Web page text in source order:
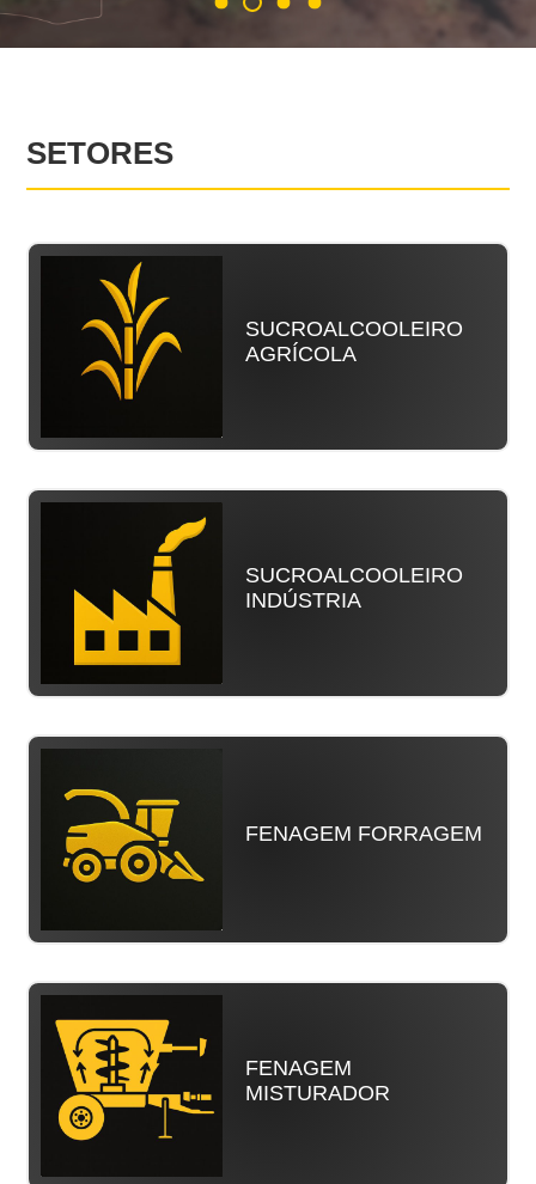
SETORES
SUCROALCOOLEIRO
AGRÍCOLA
SUCROALCOOLEIRO
INDÚSTRIA
FENAGEM FORRAGEM
FENAGEM
MISTURADOR